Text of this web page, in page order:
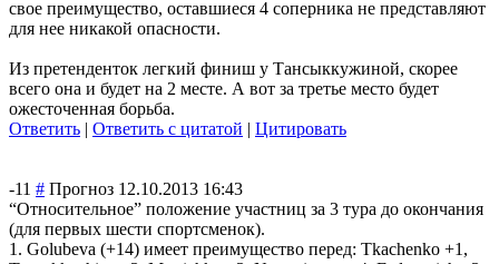
свое преимущество, оставшиеся 4 соперника не представляют
для нее никакой опасности.
Из претенденток легкий финиш у Тансыккужиной, скорее
всего она и будет на 2 месте. А вот за третье место будет
ожесточенная борьба.
Ответить | Ответить с цитатой | Цитировать
-11 # Прогноз 12.10.2013 16:43
“Относительное” положение участниц за 3 тура до окончания
(для первых шести спортсменок).
1. Golubeva (+14) имеет преимущество перед: Tkachenko +1,